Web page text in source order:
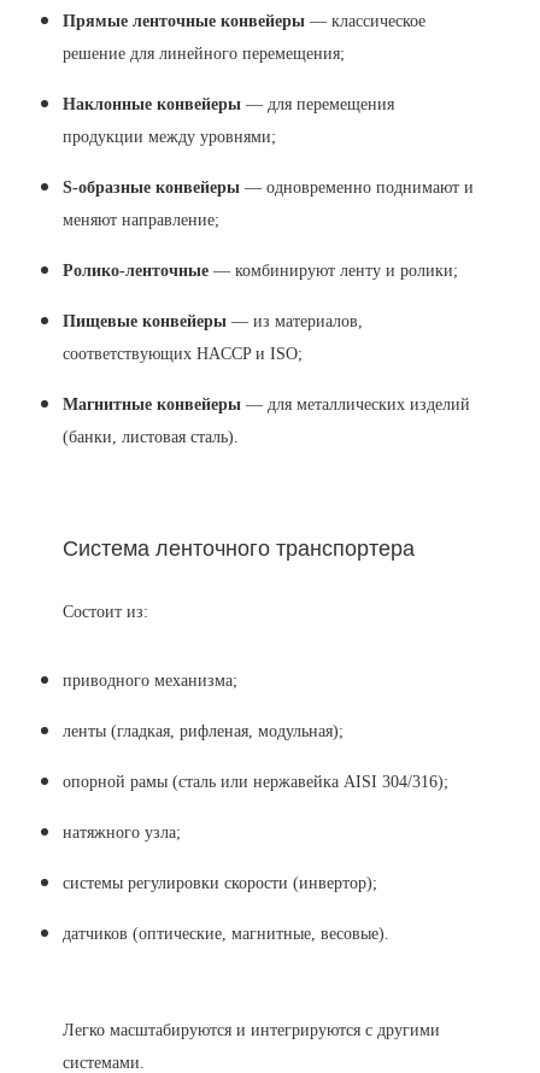
Прямые ленточные конвейеры — классическое
решение для линейного перемещения;
Наклонные конвейеры — для перемещения
продукции между уровнями;
S-образные конвейеры — одновременно поднимают и
меняют направление;
Ролико-ленточные — комбинируют ленту и ролики;
Пищевые конвейеры — из материалов,
соответствующих HACCP и ISO;
Магнитные конвейеры — для металлических изделий
(банки, листовая сталь).
Система ленточного транспортера
Состоит из:
приводного механизма;
ленты (гладкая, рифленая, модульная);
опорной рамы (сталь или нержавейка AISI 304/316);
натяжного узла;
системы регулировки скорости (инвертор);
датчиков (оптические, магнитные, весовые).
Легко масштабируются и интегрируются с другими
системами.